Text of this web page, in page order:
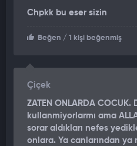
Chpkk bu eser sizin
Beğen / 1 kişi beğenmiş
Çiçek
ZATEN ONLARDA
kullanmiyorlarmı ama
sorar aldıkları nefes
onlara. Ya canlarından ya